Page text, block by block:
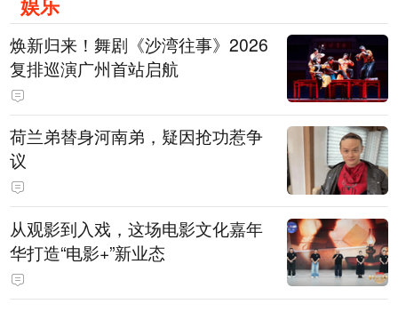
娱乐
焕新归来！舞剧《沙湾往事》2026
复排巡演广州首站启航
荷兰弟替身河南弟，疑因抢功惹争
议
从观影到入戏，这场电影文化嘉年
华打造“电影+”新业态